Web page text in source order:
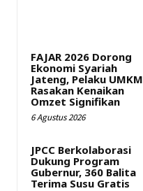
FAJAR 2026 Dorong
Ekonomi Syariah
Jateng, Pelaku UMKM
Rasakan Kenaikan
Omzet Signifikan
6 Agustus 2026
JPCC Berkolaborasi
Dukung Program
Gubernur, 360 Balita
Terima Susu Gratis